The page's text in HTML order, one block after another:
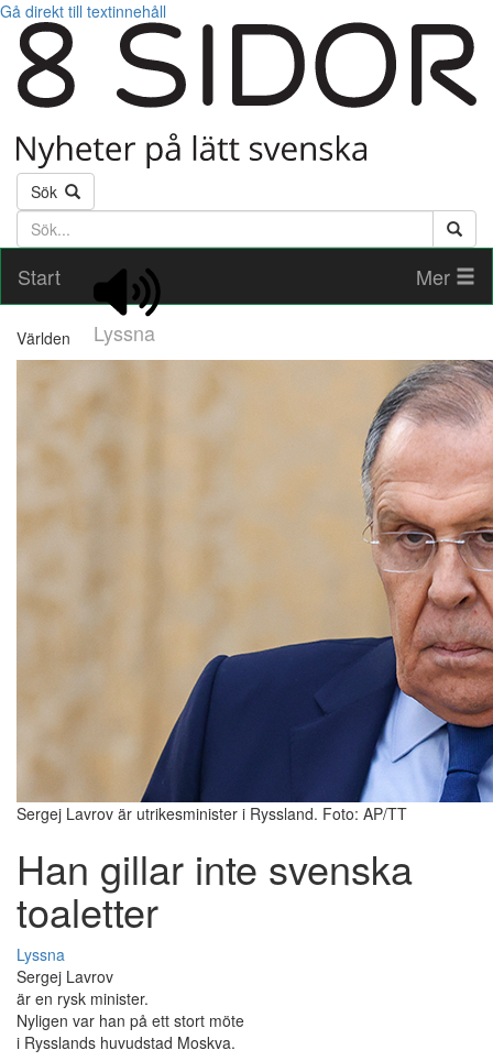
Gå direkt till textinnehåll
Sök
Söktext
Start
Lyssna
Mer
Världen
Sergej Lavrov är utrikesminister i Ryssland. Foto: AP/TT
Han gillar inte svenska
toaletter
Lyssna
Sergej Lavrov
är en rysk minister.
Nyligen var han på ett stort möte
i Rysslands huvudstad Moskva.